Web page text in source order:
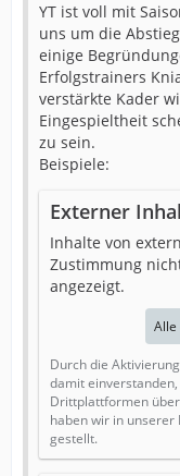
YT ist voll mit
uns um die
einige
Erfolgstrainers
verstärkte Kader
Eingespieltheit
zu sein.
Beispiele:
Externer
Inhalte von
Zustimmung
angezeigt.
Alle
Durch die
damit
Drittplattformen
haben wir in
gestellt.